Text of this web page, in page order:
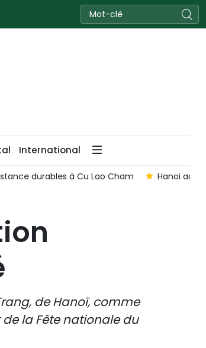
International
durables à Cu Lao Cham Hanoi
de Hanoï, comme
la Fête nationale du